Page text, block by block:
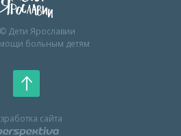
Дети Ярославии
больным детям
сайта